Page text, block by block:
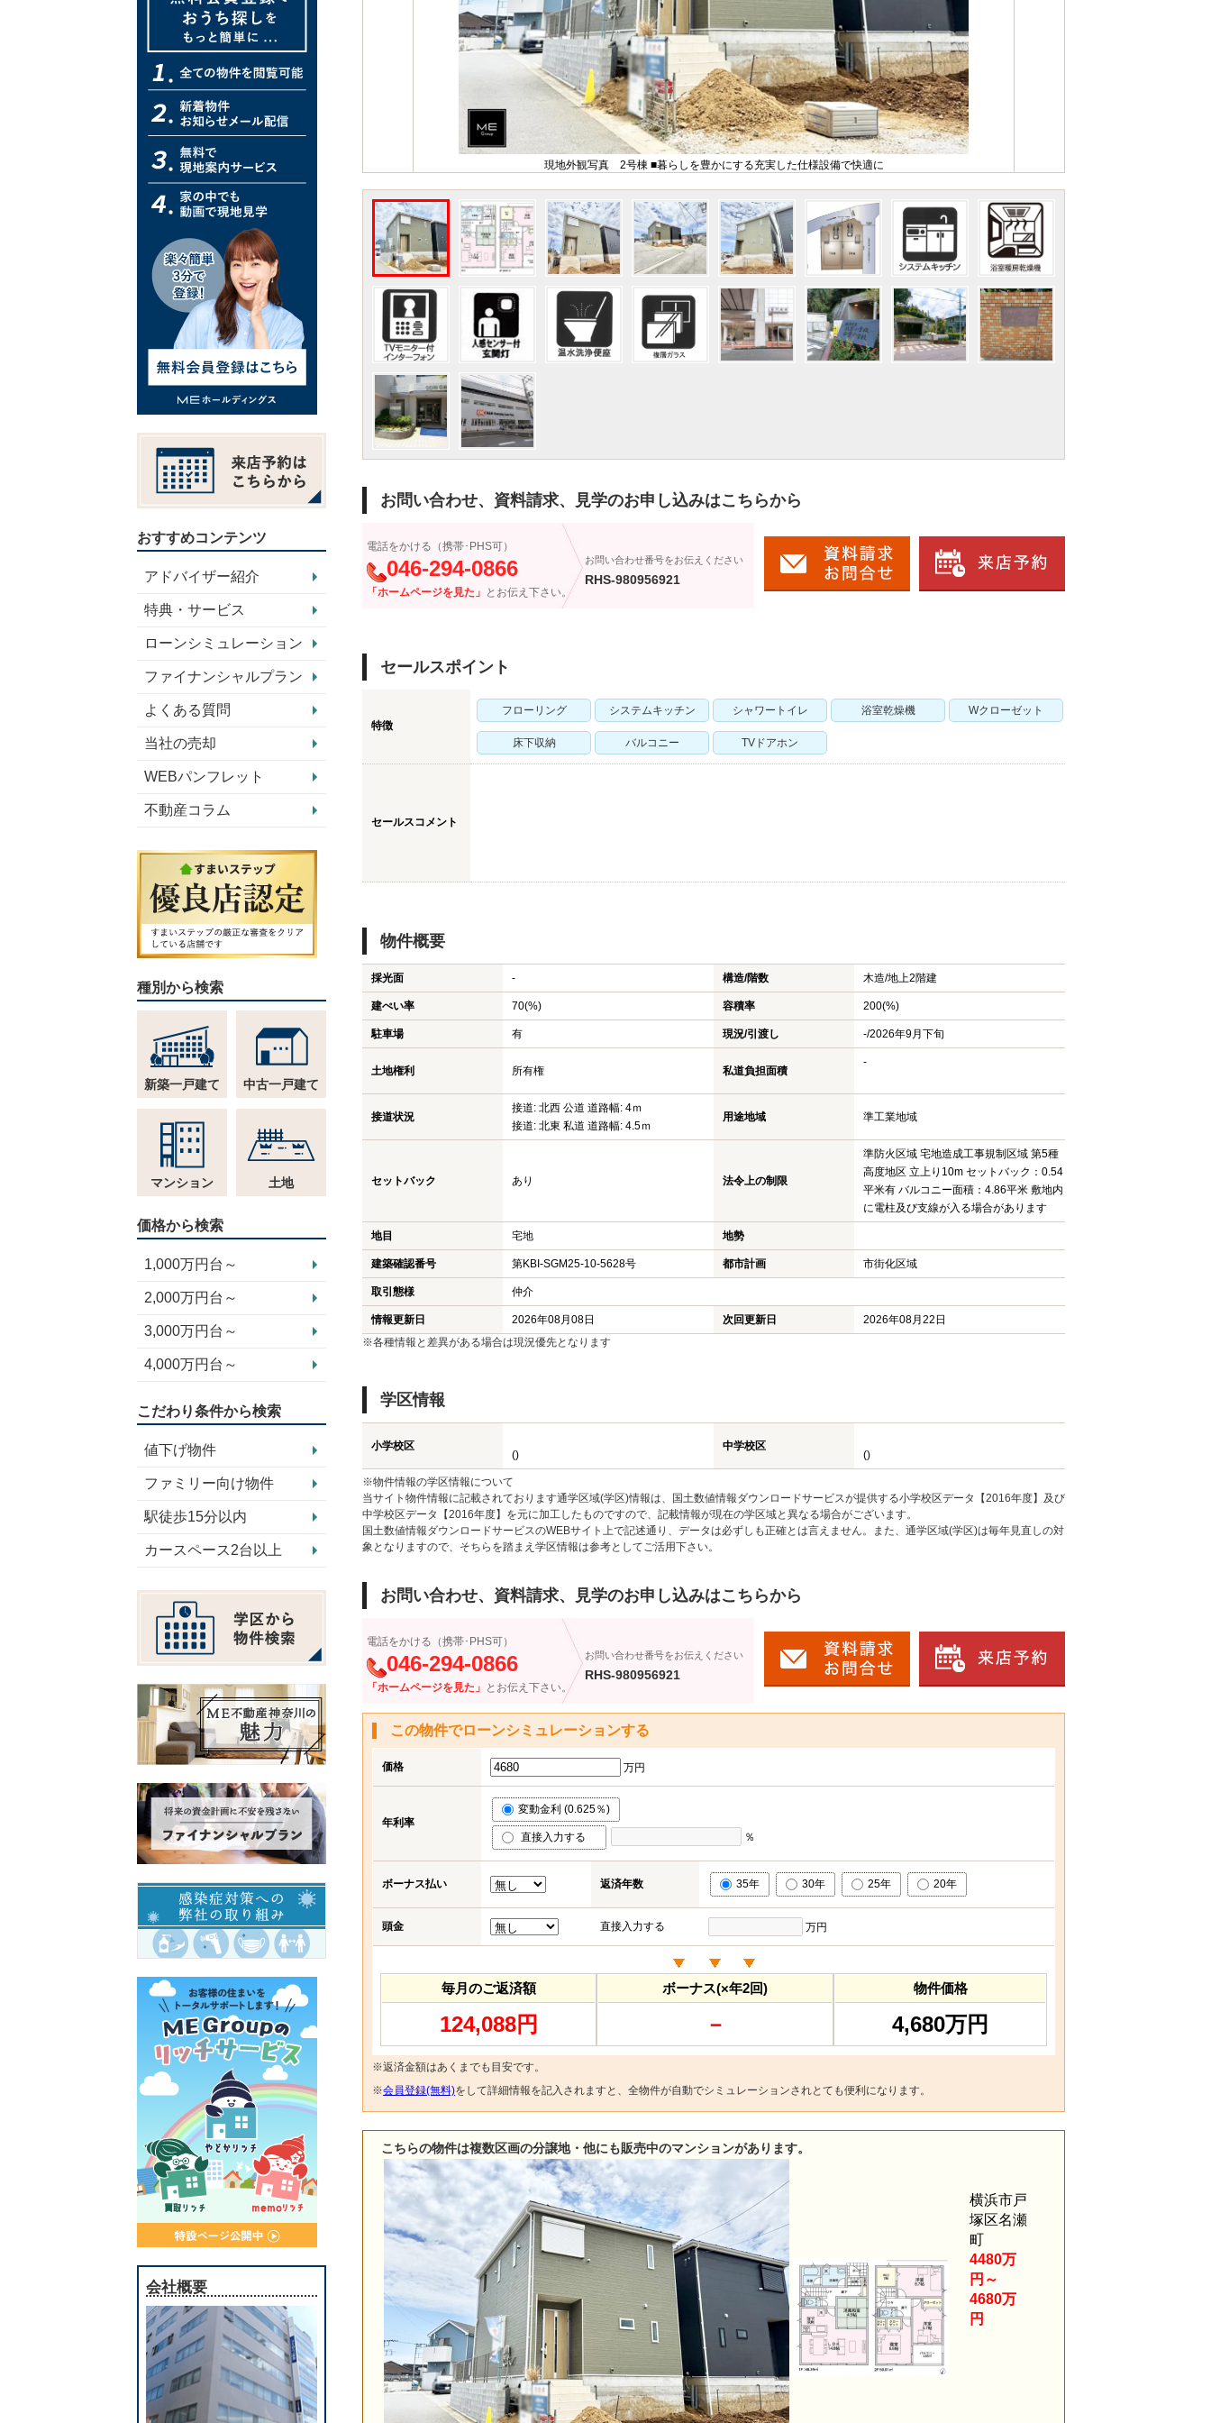
現地外観写真 2号棟 ■暮らしを豊かにする充実した仕様設備で快適に
お問い合わせ、資料請求、見学のお申し込みはこちらから
電話をかける（携帯･PHS可）
046-294-0866
「ホームページを見た」 とお伝え下さい。
お問い合わせ番号をお伝えください
RHS-980956921
セールスポイント
特徴
フローリング システムキッチン シャワートイレ 浴室乾燥機 Wクローゼット
床下収納 バルコニー TVドアホン
セールスコメント
物件概要
採光面 - 構造/階数 木造/地上2階建
建ぺい率 70(%) 容積率 200(%)
駐車場 有 現況/引渡し -/2026年9月下旬
土地権利 所有権 私道負担面積
-
接道状況
接道: 北西 公道 道路幅: 4ｍ
接道: 北東 私道 道路幅: 4.5ｍ
用途地域 準工業地域
セットバック あり 法令上の制限
準防火区域 宅地造成工事規制区域 第5種
高度地区 立上り10m セットバック：0.54
平米有 バルコニー面積：4.86平米 敷地内
に電柱及び支線が入る場合があります
地目 宅地 地勢
建築確認番号 第KBI-SGM25-10-5628号 都市計画 市街化区域
取引態様 仲介
情報更新日 2026年08月08日 次回更新日
2026年08月22日
※各種情報と差異がある場合は現況優先となります
学区情報
小学校区
()
中学校区
()
※物件情報の学区情報について
当サイト物件情報に記載されております通学区域(学区)情報は、国土数値情報ダウンロードサービスが提供する小学校区データ【2016年度】及び
中学校区データ【2016年度】を元に加工したものですので、記載情報が現在の学区域と異なる場合がございます。
国土数値情報ダウンロードサービスのWEBサイト上で記述通り、データは必ずしも正確とは言えません。また、通学区域(学区)は毎年見直しの対
象となりますので、そちらを踏まえ学区情報は参考としてご活用下さい。
お問い合わせ、資料請求、見学のお申し込みはこちらから
電話をかける（携帯･PHS可）
046-294-0866
「ホームページを見た」 とお伝え下さい。
お問い合わせ番号をお伝えください
RHS-980956921
この物件でローンシミュレーションする
価格 万円
年利率
変動金利 (0.625％)
直接入力する ％
ボーナス払い 返済年数 35年 30年 25年 20年
頭金 直接入力する 万円
毎月のご返済額
124,088円
ボーナス(×年2回)
－
物件価格
4,680万円
※返済金額はあくまでも目安です。
※会員登録(無料)をして詳細情報を記入されますと、全物件が自動でシミュレーションされとても便利になります。
こちらの物件は複数区画の分譲地・他にも販売中のマンションがあります。
横浜市戸
塚区名瀬
町
4480万
円～
4680万
円
おすすめコンテンツ
アドバイザー紹介
特典・サービス
ローンシミュレーション
ファイナンシャルプラン
よくある質問
当社の売却
WEBパンフレット
不動産コラム
種別から検索
新築一戸建て 中古一戸建て
マンション 土地
価格から検索
1,000万円台～
2,000万円台～
3,000万円台～
4,000万円台～
こだわり条件から検索
値下げ物件
ファミリー向け物件
駅徒歩15分以内
カースペース2台以上
会社概要